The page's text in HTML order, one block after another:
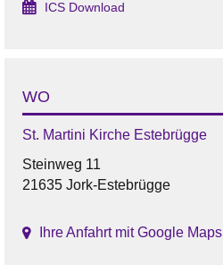
ICS Download
WO
St. Martini Kirche Estebrügge
Steinweg 11
21635 Jork-Estebrügge
Ihre Anfahrt mit Google Maps